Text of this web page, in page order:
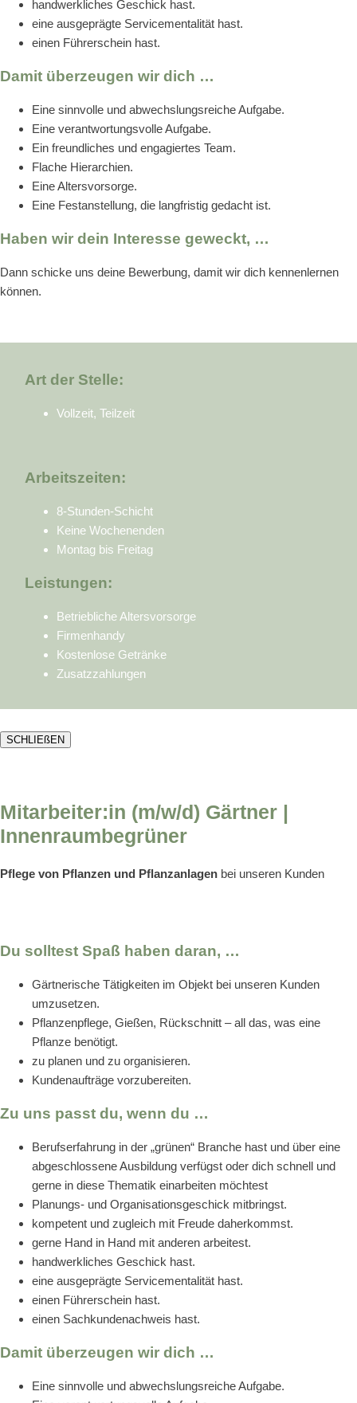
handwerkliches Geschick hast.
eine ausgeprägte Servicementalität hast.
einen Führerschein hast.
Damit überzeugen wir dich …
Eine sinnvolle und abwechslungsreiche Aufgabe.
Eine verantwortungsvolle Aufgabe.
Ein freundliches und engagiertes Team.
Flache Hierarchien.
Eine Altersvorsorge.
Eine Festanstellung, die langfristig gedacht ist.
Haben wir dein Interesse geweckt, …
Dann schicke uns deine Bewerbung, damit wir dich kennenlernen
können.
Art der Stelle:
Vollzeit, Teilzeit
Arbeitszeiten:
8-Stunden-Schicht
Keine Wochenenden
Montag bis Freitag
Leistungen:
Betriebliche Altersvorsorge
Firmenhandy
Kostenlose Getränke
Zusatzzahlungen
SCHLIEßEN
Mitarbeiter:in (m/w/d) Gärtner |
Innenraumbegrüner
Pflege von Pflanzen und Pflanzanlagen bei unseren Kunden
Du solltest Spaß haben daran, …
Gärtnerische Tätigkeiten im Objekt bei unseren Kunden
umzusetzen.
Pflanzenpflege, Gießen, Rückschnitt – all das, was eine
Pflanze benötigt.
zu planen und zu organisieren.
Kundenaufträge vorzubereiten.
Zu uns passt du, wenn du …
Berufserfahrung in der „grünen“ Branche hast und über eine
abgeschlossene Ausbildung verfügst oder dich schnell und
gerne in diese Thematik einarbeiten möchtest
Planungs- und Organisationsgeschick mitbringst.
kompetent und zugleich mit Freude daherkommst.
gerne Hand in Hand mit anderen arbeitest.
handwerkliches Geschick hast.
eine ausgeprägte Servicementalität hast.
einen Führerschein hast.
einen Sachkundenachweis hast.
Damit überzeugen wir dich …
Eine sinnvolle und abwechslungsreiche Aufgabe.